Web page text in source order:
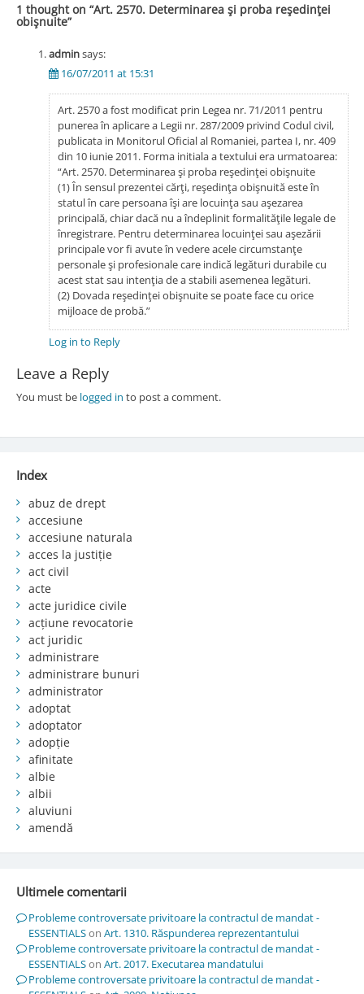
1 thought on “Art. 2570. Determinarea şi proba reşedinţei
obişnuite”
adminsays:
16/07/2011 at 15:31
Art. 2570 a fost modificat prin Legea nr. 71/2011 pentru
punerea în aplicare a Legii nr. 287/2009 privind Codul civil,
publicata in Monitorul Oficial al Romaniei, partea I, nr. 409
din 10 iunie 2011. Forma initiala a textului era urmatoarea:
“Art. 2570. Determinarea şi proba reşedinţei obişnuite
(1) În sensul prezentei cărţi, reşedinţa obişnuită este în
statul în care persoana îşi are locuinţa sau aşezarea
principală, chiar dacă nu a îndeplinit formalităţile legale de
înregistrare. Pentru determinarea locuinţei sau aşezării
principale vor fi avute în vedere acele circumstanţe
personale şi profesionale care indică legături durabile cu
acest stat sau intenţia de a stabili asemenea legături.
(2) Dovada reşedinţei obişnuite se poate face cu orice
mijloace de probă.”
Log in to Reply
Leave a Reply
You must be logged in to post a comment.
Index
abuz de drept
accesiune
accesiune naturala
acces la justiție
act civil
acte
acte juridice civile
acțiune revocatorie
act juridic
administrare
administrare bunuri
administrator
adoptat
adoptator
adopție
afinitate
albie
albii
aluviuni
amendă
Ultimele comentarii
Probleme controversate privitoare la contractul de mandat -
ESSENTIALSon Art. 1310. Răspunderea reprezentantului
Probleme controversate privitoare la contractul de mandat -
ESSENTIALSon Art. 2017. Executarea mandatului
Probleme controversate privitoare la contractul de mandat -